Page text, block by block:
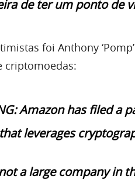
de ter um ponto de
foi Anthony
criptomoedas:
Amazon has filed a
leverages
not a large company in